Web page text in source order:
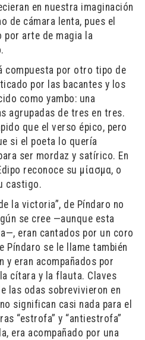
en nuestra imaginación
de cámara lenta, pues el
por arte de magia la
compuesta por otro tipo de
por las bacantes y los
como yambo: una
agrupadas de tres en tres.
que el verso épico, pero
si el poeta lo quería
ser mordaz y satírico. En
reconoce su μίασμα, o
castigo.
la victoria”, de Píndaro no
se cree —aunque esta
eran cantados por un coro
Píndaro se le llame también
y eran acompañados por
cítara y la flauta. Claves
las odas sobrevivieron en
significan casi nada para el
“estrofa” y “antiestrofa”
era acompañado por una